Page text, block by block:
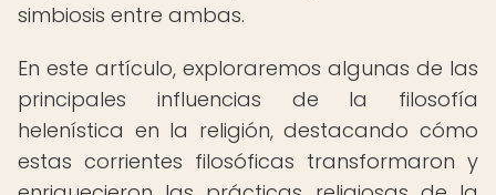
simbiosis entre ambas.
En este artículo, exploraremos algunas de las
principales influencias de la filosofía
helenística en la religión, destacando cómo
estas corrientes filosóficas transformaron y